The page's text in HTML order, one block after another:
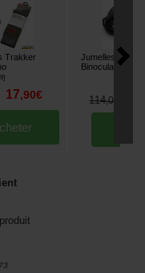
Trakker
]
17,90€
Jumelles
Binoculars
114,00